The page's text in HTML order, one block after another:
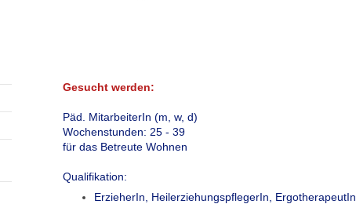
Gesucht werden:
Päd. MitarbeiterIn (m, w, d)
Wochenstunden: 25 - 39
für das Betreute Wohnen
Qualifikation:
ErzieherIn, HeilerziehungspflegerIn, ErgotherapeutIn